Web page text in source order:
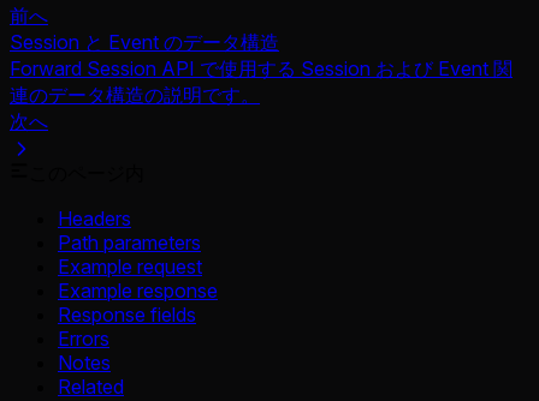
前へ
Session と Event のデータ構造
Forward Session API で使用する Session および Event 関
連のデータ構造の説明です。
次へ
Headers
Path parameters
Example request
Example response
Response fields
Errors
Notes
Related